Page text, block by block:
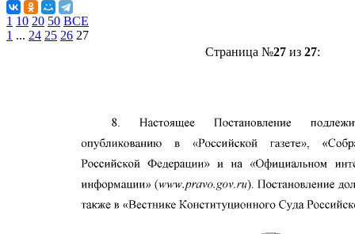
1 10 20 50 ВСЕ
1 ... 24 25 26 27
Страница №27из 27: